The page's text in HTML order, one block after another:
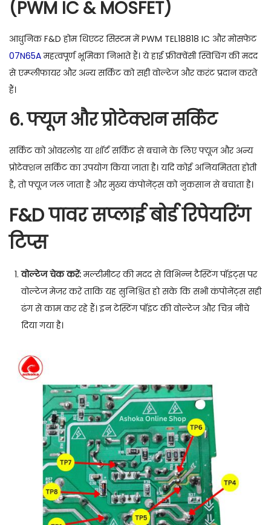
(PWM IC & MOSFET)
आधुनिक F&D होम थिएटर सिस्टम में PWM TEL18818 IC और मोसफेट
07N65Aमहत्वपूर्ण भूमिका निभाते हैं। ये हाई फ्रीक्वेंसी स्विचिंग की मदद
से एम्प्लीफायर और अन्य सर्किट को सही वोल्टेज और करंट प्रदान करते
हैं।
6. फ्यूज और प्रोटेक्शन सर्किट
सर्किट को ओवरलोड या शॉर्ट सर्किट से बचाने के लिए फ्यूज और अन्य
प्रोटेक्शन सर्किट का उपयोग किया जाता है। यदि कोई अनियमितता होती
है, तो फ्यूज जल जाता है और मुख्य कंपोनेंट्स को नुकसान से बचाता है।
F&D पावर सप्लाई बोर्ड रिपेयरिंग
टिप्स
वोल्टेज चेक करें:मल्टीमीटर की मदद से विभिन्न टैस्टिंग पॉइंट्स पर
वोल्टेज मेजर करें ताकि यह सुनिश्चित हो सके कि सभी कंपोनेंट्स सही
ढंग से काम कर रहे हैं। इन टेस्टिंग पॉइंट की वोल्टेज और चित्र नीचे
दिया गया है।